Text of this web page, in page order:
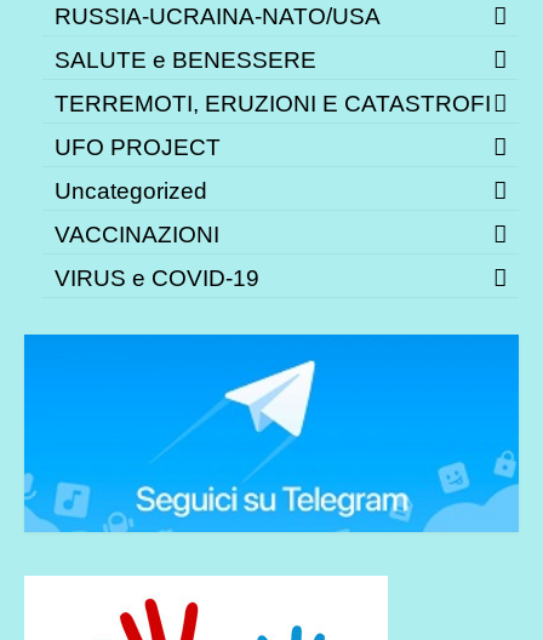
RUSSIA-UCRAINA-NATO/USA
SALUTE e BENESSERE
TERREMOTI, ERUZIONI E CATASTROFI
UFO PROJECT
Uncategorized
VACCINAZIONI
VIRUS e COVID-19